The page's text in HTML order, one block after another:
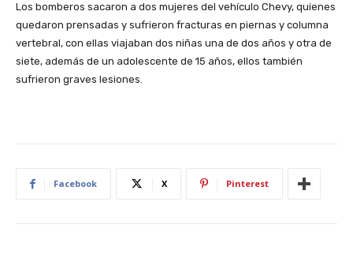
Los bomberos sacaron a dos mujeres del vehículo Chevy, quienes
quedaron prensadas y sufrieron fracturas en piernas y columna
vertebral, con ellas viajaban dos niñas una de dos años y otra de
siete, además de un adolescente de 15 años, ellos también
sufrieron graves lesiones.
Facebook X Pinterest